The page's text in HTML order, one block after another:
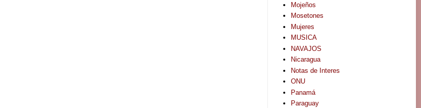
Mojeños
Mosetones
Mujeres
MUSICA
NAVAJOS
Nicaragua
Notas de Interes
ONU
Panamá
Paraguay